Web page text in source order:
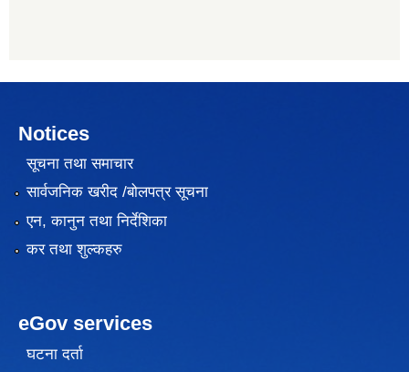
Notices
सूचना तथा समाचार
सार्वजनिक खरीद /बोलपत्र सूचना
एन, कानुन तथा निर्देशिका
कर तथा शुल्कहरु
eGov services
घटना दर्ता